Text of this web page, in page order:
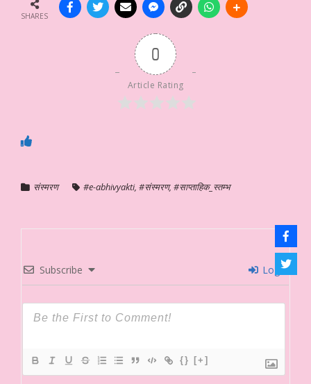
SHARES
0
Article Rating
संस्मरण #e-abhivyakti, #संस्मरण, #साप्ताहिक_स्तम्भ
Subscribe Login
{} [+]